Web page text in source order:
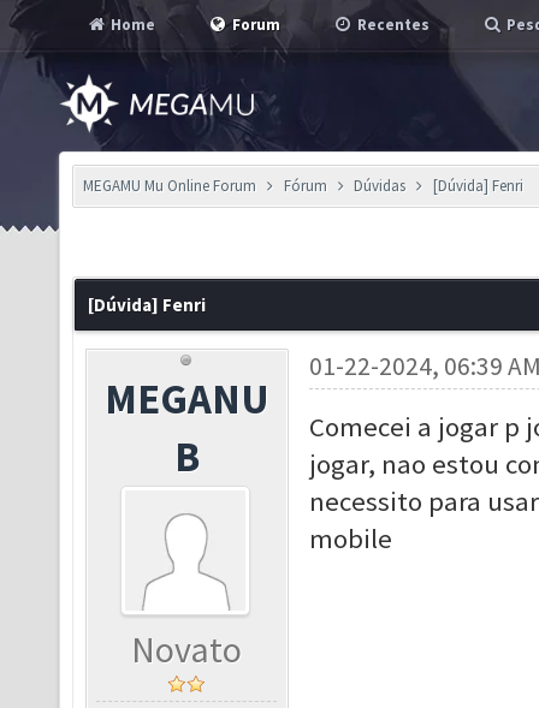
Home Forum Recentes
MEGAMU Mu Online Forum Fórum Dúvidas [Dúvida] Fenri
[Dúvida] Fenri
MEGANU
B
Novato
01-22-2024, 06:39
Comecei a jogar p
jogar, nao estou
necessito para
mobile